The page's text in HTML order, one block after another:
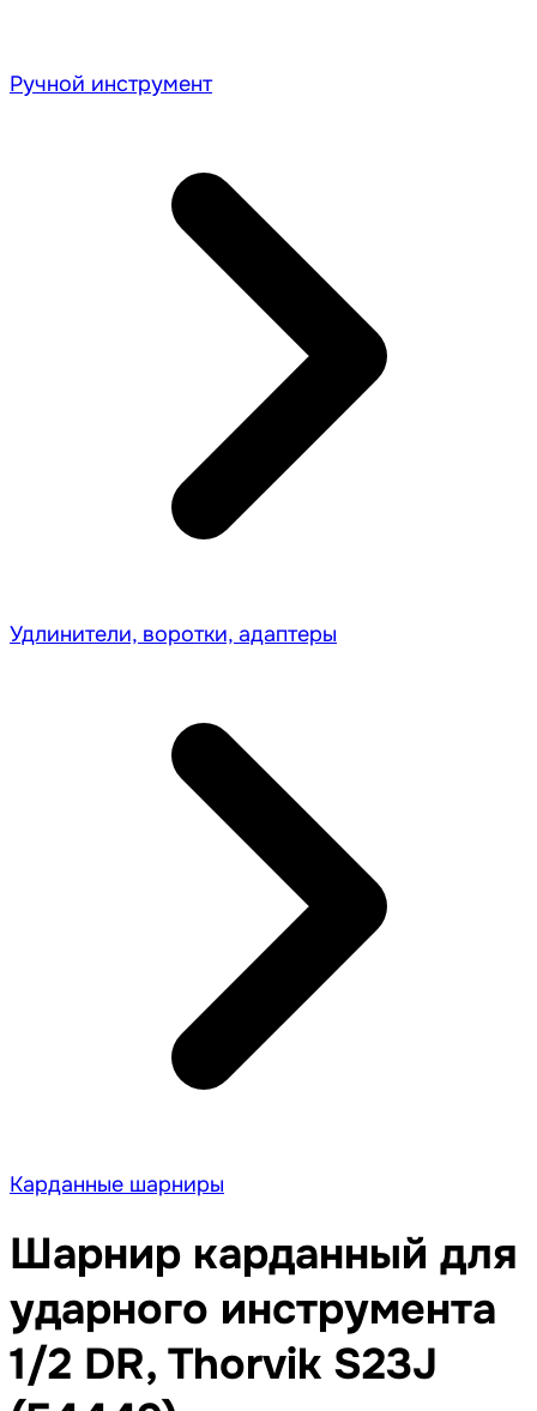
Ручной инструмент
Удлинители, воротки, адаптеры
Карданные шарниры
Шарнир карданный для
ударного инструмента
1/2 DR, Thorvik S23J